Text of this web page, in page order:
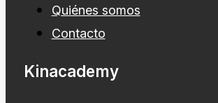
Quiénes somos
Contacto
Kinacademy